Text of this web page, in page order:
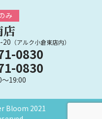
み
店
20 （アルク小倉東店内）
0830
0830
19:00
Bloom 2021